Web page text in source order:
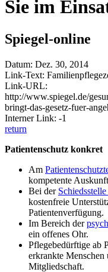
Sie im
Spiegel-online
Datum: Dez. 30, 2014
Link-Text:
Link-URL:
http://www.spiegel.de/
bringt-das-gesetz-fuer-
Interner Link: -1
return
Patientenschutz konkret
Am
kompetente
Bei der
kostenfreie
Patientenverfügung.
Im Bereich der
ein offenes Ohr.
Pflegebedürftige ab
erkrankte
Mitgliedschaft.